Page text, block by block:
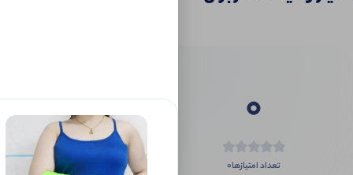
0
تعداد امتیازها0